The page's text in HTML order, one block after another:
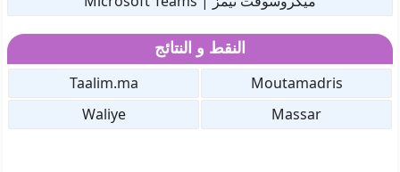
النقط و النتائج
Moutamadris
Taalim.ma
Massar
Waliye